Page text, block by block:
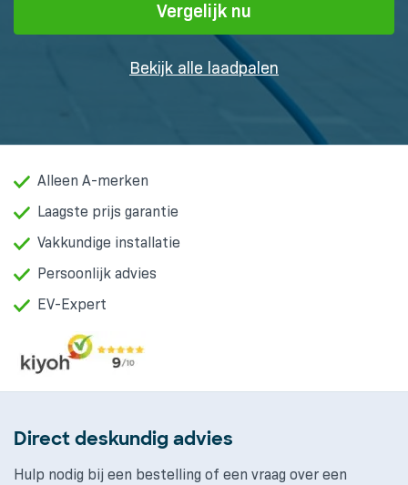
Vergelijk nu
Bekijk alle laadpalen
Alleen A-merken
Laagste prijs garantie
Vakkundige installatie
Persoonlijk advies
EV-Expert
Direct deskundig advies
Hulp nodig bij een bestelling of een vraag over een